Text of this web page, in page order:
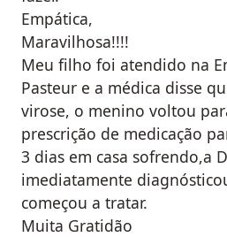
Empática,
Maravilhosa!!!!
Meu filho foi atendido na
Pasteur e a médica disse
virose, o menino voltou
prescrição de medicação
3 dias em casa sofrendo,a
imediatamente
começou a tratar.
Muita Gratidão